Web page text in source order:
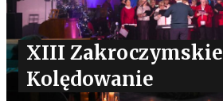
XIII Zakroczymskie
Kolędowanie